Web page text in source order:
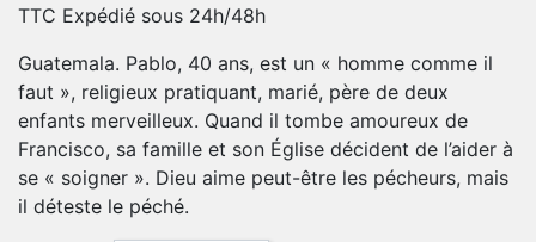
TTC Expédié sous 24h/48h
Guatemala. Pablo, 40 ans, est un « homme comme il
faut », religieux pratiquant, marié, père de deux
enfants merveilleux. Quand il tombe amoureux de
Francisco, sa famille et son Église décident de l’aider à
se « soigner ». Dieu aime peut-être les pécheurs, mais
il déteste le péché.